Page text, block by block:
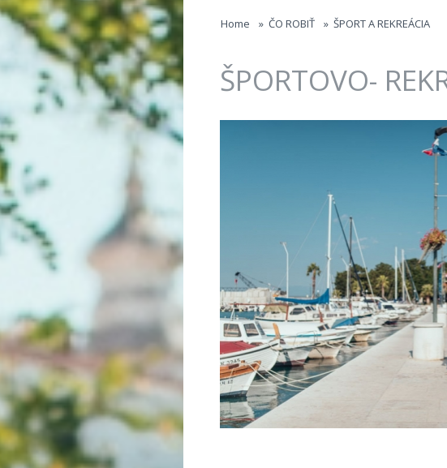
Jump to navigation
Home » ČO ROBIŤ » ŠPORT A REKREÁCIA
ŠPORTOVO-